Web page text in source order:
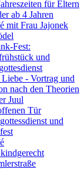
für Eltern
ab 4 Jahren
mit Frau Jajonek
Fest:
und
- Vortrag und
nach den Theorien
Juul
Tür
und